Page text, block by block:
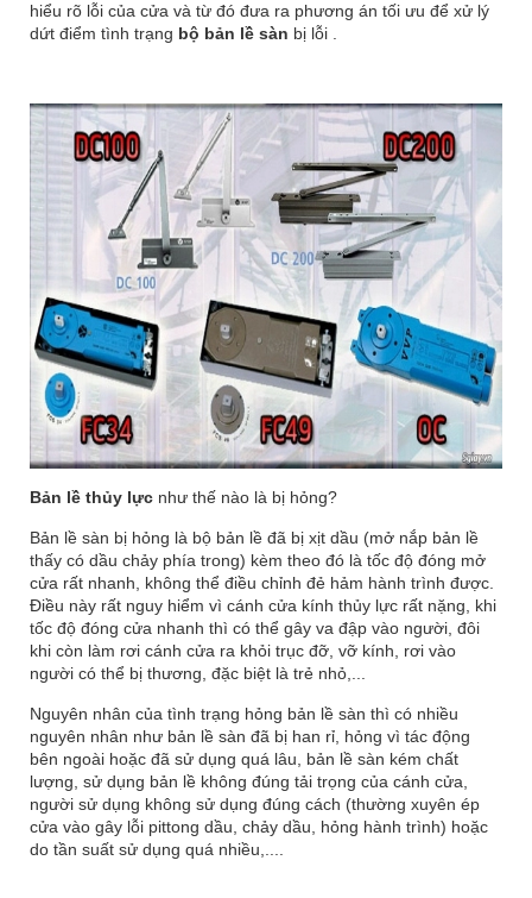
hiểu rõ lỗi của cửa và từ đó đưa ra phương án tối ưu để xử lý
dứt điểm tình trạng bộ bản lề sàn bị lỗi .
Bản lề thủy lực như thế nào là bị hỏng?
Bản lề sàn bị hỏng là bộ bản lề đã bị xịt dầu (mở nắp bản lề
thấy có dầu chảy phía trong) kèm theo đó là tốc độ đóng mở
cửa rất nhanh, không thể điều chỉnh đẻ hảm hành trình được.
Điều này rất nguy hiểm vì cánh cửa kính thủy lực rất nặng, khi
tốc độ đóng cửa nhanh thì có thể gây va đập vào người, đôi
khi còn làm rơi cánh cửa ra khỏi trục đỡ, vỡ kính, rơi vào
người có thể bị thương, đặc biệt là trẻ nhỏ,...
Nguyên nhân của tình trạng hỏng bản lề sàn thì có nhiều
nguyên nhân như bản lề sàn đã bị han rỉ, hỏng vì tác động
bên ngoài hoặc đã sử dụng quá lâu, bản lề sàn kém chất
lượng, sử dụng bản lề không đúng tải trọng của cánh cửa,
người sử dụng không sử dụng đúng cách (thường xuyên ép
cửa vào gây lỗi pittong dầu, chảy dầu, hỏng hành trình) hoặc
do tần suất sử dụng quá nhiều,....